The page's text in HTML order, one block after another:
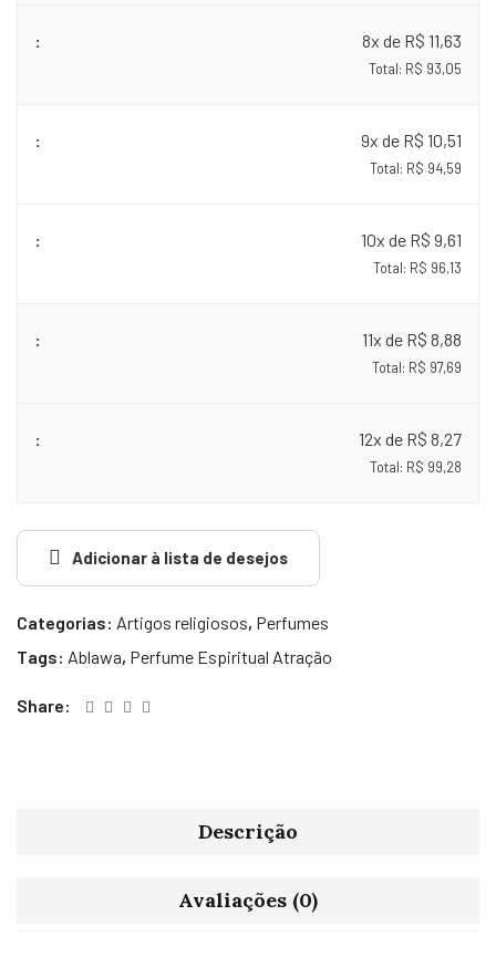
8x de R$ 11,63
Total: R$ 93,05
9x de R$ 10,51
Total: R$ 94,59
10x de R$ 9,61
Total: R$ 96,13
11x de R$ 8,88
Total: R$ 97,69
12x de R$ 8,27
Total: R$ 99,28
Adicionar à lista de desejos
Categorias: Artigos religiosos, Perfumes
Tags: Ablawa, Perfume Espiritual Atração
Share:
Descrição
Avaliações (0)